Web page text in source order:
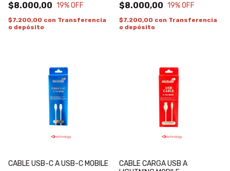
$8.000,00 19% OFF
$7.200,00 con Transferencia
o depósito
$8.000,00 19% OFF
$7.200,00 con Transferencia
o depósito
CABLE USB-C A USB-C MOBILE
CABLE CARGA USB A